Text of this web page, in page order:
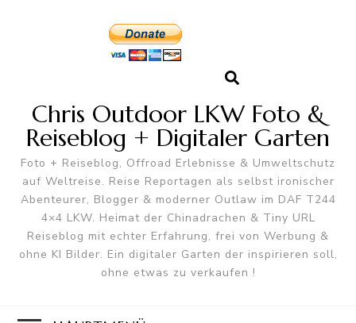
Chris Outdoor LKW Foto &
Reiseblog + Digitaler Garten
Foto + Reiseblog, Offroad Erlebnisse & Umweltschutz
auf Weltreise. Reise Reportagen als selbst ironischer
Abenteurer, Blogger & moderner Outlaw im DAF T244
4×4 LKW. Heimat der Chinadrachen & Tiny URL
Reiseblog mit echter Erfahrung, frei von Werbung &
ohne KI Bilder. Ein digitaler Garten der inspirieren soll,
ohne etwas zu verkaufen !